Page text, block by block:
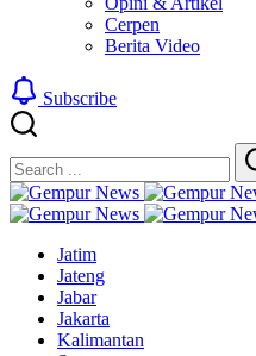
Cerpen
Berita Video
Subscribe
Search
Jelajah
Dunia
Tanpa
Batas
Informasi
Dunia
Tanpa
Batas
Jatim
Jateng
Jabar
Jakarta
Kalimantan